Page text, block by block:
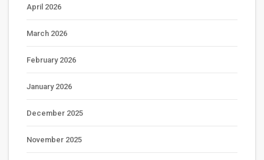
April 2026
March 2026
February 2026
January 2026
December 2025
November 2025